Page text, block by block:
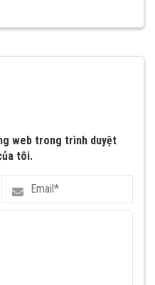
web trong trình duyệt
tôi.